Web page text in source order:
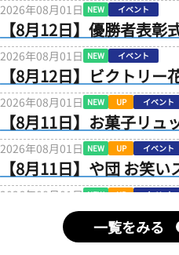
2026年08月01日 NEW イベント
【8月12日】優勝者表彰
2026年08月01日 NEW イベント
【8月12日】ビクトリー
2026年08月01日 NEW UP イベント
【8月11日】お菓子リュ
2026年08月01日 NEW UP イベント
【8月11日】や団 お笑い
2026年08月01日 NEW UP イベント
【8月10日】ＧＯ！ＧＯ
ードラッキーデー！！
一覧をみる